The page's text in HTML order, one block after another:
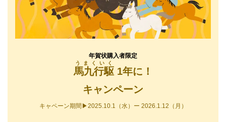
年賀状購入者限定
馬九行駆
うまくいく
1年に！
キャンペーン
キャペーン期間▶2025.10.1（水）ー 2026.1.12（月）